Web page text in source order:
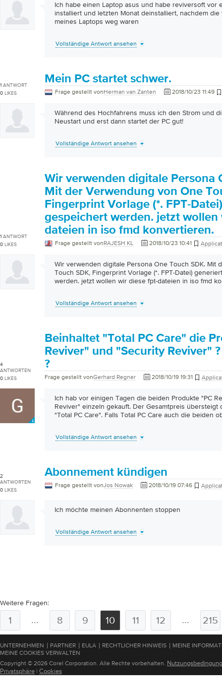
Ich habe einen Laptop asus und habe reviversoft vor
installiert und letzten Monat deinstalliert, nachdem
meines Laptops weg waren
Vollständige Antwort ansehen
1 ANTWORT
0 LIKES
Mein PC startet schwer.
Frage gestellt vonHerman van Zanten 2018/10/23 11:49
Während des Hochfahrens muss ich den Strom und
Neustart und erst dann startet der PC gut!
Vollständige Antwort ansehen
1 ANTWORT
0 LIKES
Wir verwenden digitale Persona
Mit der Verwendung von One
Fingerprint Vorlage (*. FPT-
gespeichert werden. jetzt wollen
dateien in iso fmd konvertieren.
Frage gestellt vonRAJESH KL 2018/10/23 10:41
Wir verwenden digitale Persona One Touch SDK. Mit
Touch SDK, Fingerprint Vorlage (*. FPT-Datei)
werden. jetzt wollen wir diese fpt-dateien in iso fmd
Vollständige Antwort ansehen
4
ANTWORTEN
0 LIKES
Beinhaltet "Total PC Care" die
Reviver" und "Security Reviver"
?
Frage gestellt vonGerhard Regner 2018/10/19 19:31
Ich hab vor einigen Tagen die beiden Produkte "PC
Reviver" einzeln gekauft. Der Gesamtpreis übersteigt
"Total PC Care". Falls Total PC Care auch die beiden
Vollständige Antwort ansehen
2
ANTWORTEN
0 LIKES
Abonnement kündigen
Frage gestellt vonJos Nowak 2018/10/19 07:46
Ich möchte meinen Abonnenten stoppen
Vollständige Antwort ansehen
Weitere Fragen:
1 ... 8 9 10 11 12 ... 215
UNTERNEHMEN | PARTNER | EULA | RECHTLICHER HINWEIS | MEINE
MEINE COOKIES VERWALTEN
Copyright © 2026 Corel Corporation. Alle Rechte vorbehalten.
Privatsphäre | Cookies